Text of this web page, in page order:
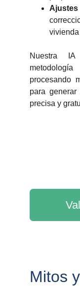
Nuestra
procesando
para generar
precisa y
Mitos